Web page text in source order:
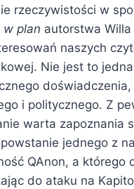
rzeczywistości w
w plan autorstwa
naszych
Nie jest to
i politycznego. Z
warta zapoznania
jednego z
QAnon, a którego
do ataku na